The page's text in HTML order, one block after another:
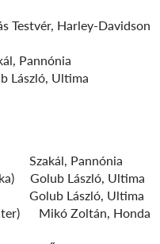
Harley-Davidson
Pannónia
Ultima
Szakál, Pannónia
Golub László, Ultima
Golub László, Ultima
Mikó Zoltán, Honda